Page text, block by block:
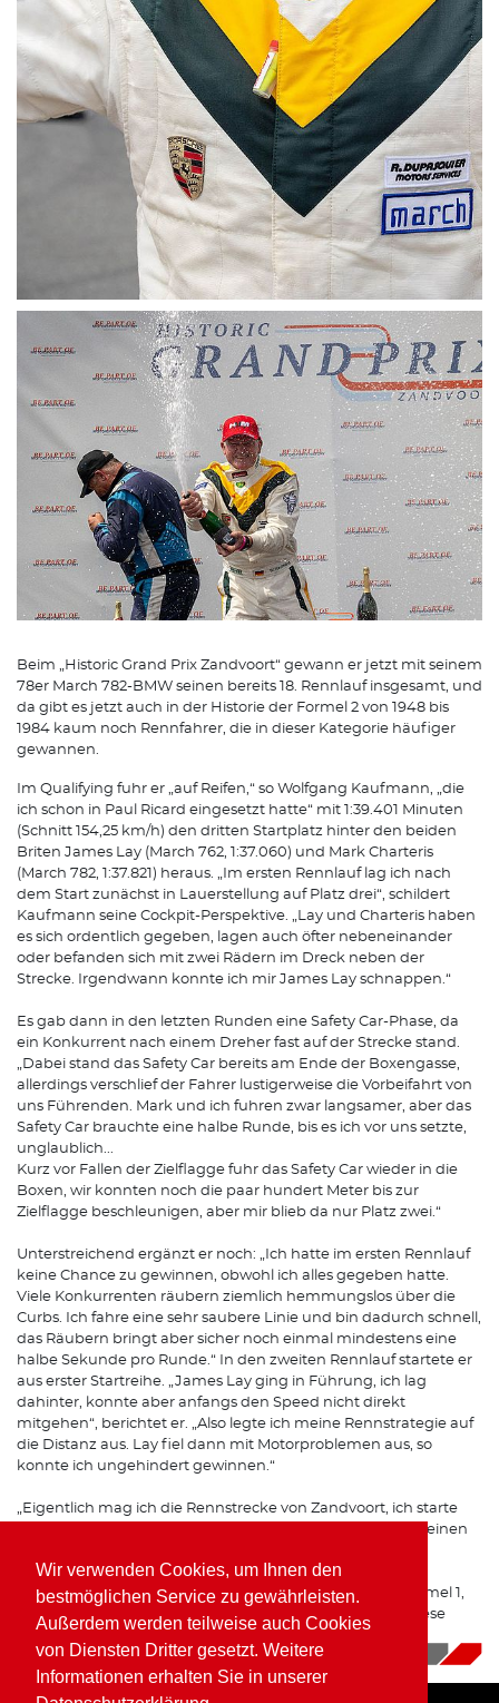
Wir verwenden Cookies, um Ihnen den
bestmöglichen Service zu gewährleisten.
Außerdem werden teilweise auch Cookies
von Diensten Dritter gesetzt. Weitere
Informationen erhalten Sie in unserer
Beim „Historic Grand Prix Zandvoort“ gewann er jetzt mit seinem
78er March 782-BMW seinen bereits 18. Rennlauf insgesamt, und
da gibt es jetzt auch in der Historie der Formel 2 von 1948 bis
1984 kaum noch Rennfahrer, die in dieser Kategorie häufiger
gewannen.
Im Qualifying fuhr er „auf Reifen,“ so Wolfgang Kaufmann, „die
ich schon in Paul Ricard eingesetzt hatte“ mit 1:39.401 Minuten
(Schnitt 154,25 km/h) den dritten Startplatz hinter den beiden
Briten James Lay (March 762, 1:37.060) und Mark Charteris
(March 782, 1:37.821) heraus. „Im ersten Rennlauf lag ich nach
dem Start zunächst in Lauerstellung auf Platz drei“, schildert
Kaufmann seine Cockpit-Perspektive. „Lay und Charteris haben
es sich ordentlich gegeben, lagen auch öfter nebeneinander
oder befanden sich mit zwei Rädern im Dreck neben der
Strecke. Irgendwann konnte ich mir James Lay schnappen.“
Es gab dann in den letzten Runden eine Safety Car-Phase, da
ein Konkurrent nach einem Dreher fast auf der Strecke stand.
„Dabei stand das Safety Car bereits am Ende der Boxengasse,
allerdings verschlief der Fahrer lustigerweise die Vorbeifahrt von
uns Führenden. Mark und ich fuhren zwar langsamer, aber das
Safety Car brauchte eine halbe Runde, bis es ich vor uns setzte,
unglaublich...
Kurz vor Fallen der Zielflagge fuhr das Safety Car wieder in die
Boxen, wir konnten noch die paar hundert Meter bis zur
Zielflagge beschleunigen, aber mir blieb da nur Platz zwei.“
Unterstreichend ergänzt er noch: „Ich hatte im ersten Rennlauf
keine Chance zu gewinnen, obwohl ich alles gegeben hatte.
Viele Konkurrenten räubern ziemlich hemmungslos über die
Curbs. Ich fahre eine sehr saubere Linie und bin dadurch schnell,
das Räubern bringt aber sicher noch einmal mindestens eine
halbe Sekunde pro Runde.“ In den zweiten Rennlauf startete er
aus erster Startreihe. „James Lay ging in Führung, ich lag
dahinter, konnte aber anfangs den Speed nicht direkt
mitgehen“, berichtet er. „Also legte ich meine Rennstrategie auf
die Distanz aus. Lay fiel dann mit Motorproblemen aus, so
konnte ich ungehindert gewinnen.“
„Eigentlich mag ich die Rennstrecke von Zandvoort, ich starte
hier seit 2019 in der Formel 2 und errang seinerzeit schon einen
Wertigkeit der seit drei Jahren ,hölzernen' Pokale bei der
Siegerehrung ist wirklich unterirdisch. Ganz gleich ob Formel 1,
Formel 2, ob Platz eins, zwei oder drei, alle bekommen diese
03.07.2026